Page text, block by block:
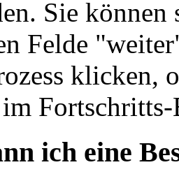
Sie
Felde
klicken,
ich eine